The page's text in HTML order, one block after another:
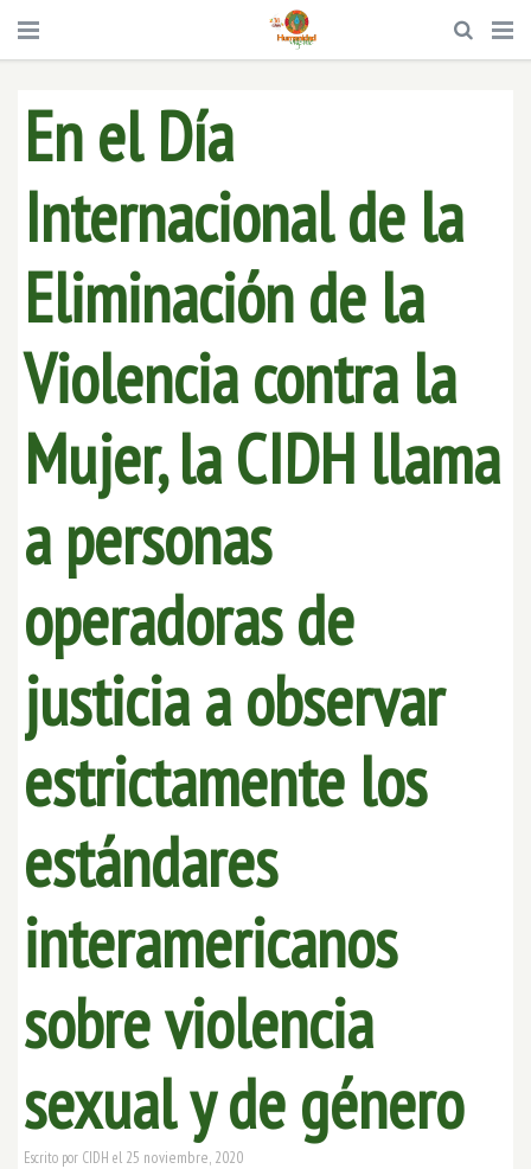
En el Día
Internacional de la
Eliminación de la
Violencia contra la
Mujer, la CIDH llama
a personas
operadoras de
justicia a observar
estrictamente los
estándares
interamericanos
sobre violencia
sexual y de género
Escrito por CIDH el 25 noviembre, 2020